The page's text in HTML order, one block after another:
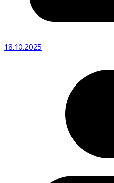
18.10.2025